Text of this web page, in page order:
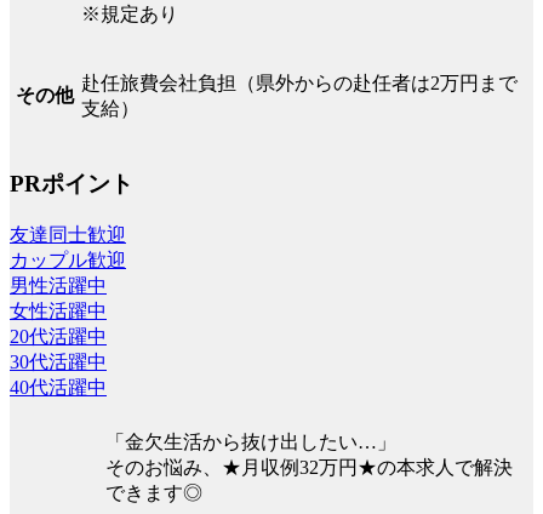
※規定あり
その他
赴任旅費会社負担（県外からの赴任者は2万円まで
支給）
PRポイント
友達同士歓迎
カップル歓迎
男性活躍中
女性活躍中
20代活躍中
30代活躍中
40代活躍中
「金欠生活から抜け出したい…」
そのお悩み、★月収例32万円★の本求人で解決
できます◎